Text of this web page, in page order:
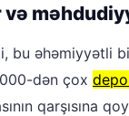
və
bu əhəmiyyətli
dən çox
qarşısına